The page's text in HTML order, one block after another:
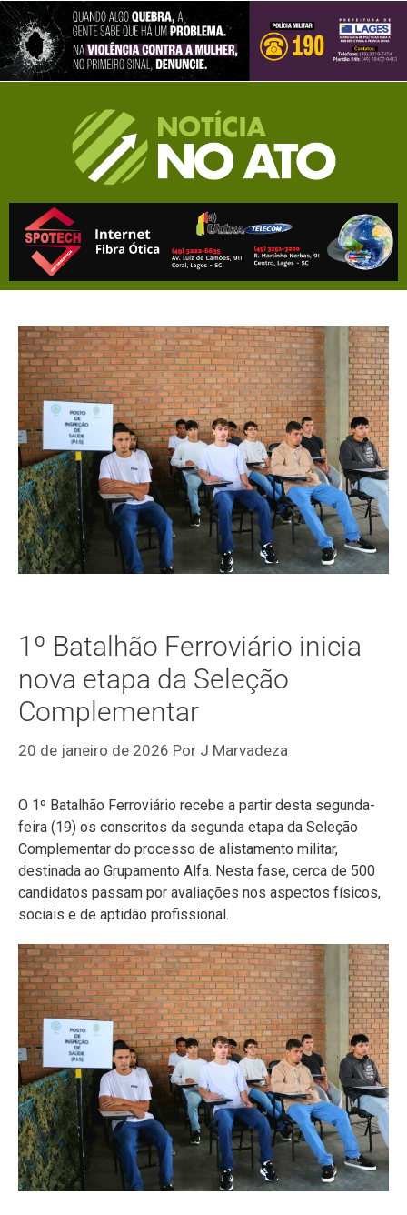
1º Batalhão Ferroviário inicia
nova etapa da Seleção
Complementar
20 de janeiro de 2026 Por J Marvadeza
O 1º Batalhão Ferroviário recebe a partir desta segunda-
feira (19) os conscritos da segunda etapa da Seleção
Complementar do processo de alistamento militar,
destinada ao Grupamento Alfa. Nesta fase, cerca de 500
candidatos passam por avaliações nos aspectos físicos,
sociais e de aptidão profissional.